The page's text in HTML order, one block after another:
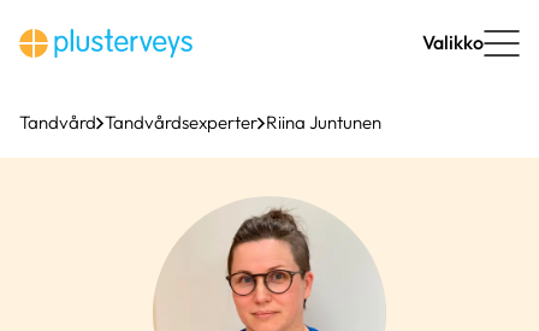
till
innehåll
Valikko
Tandvård Tandvårdsexperter Riina Juntunen